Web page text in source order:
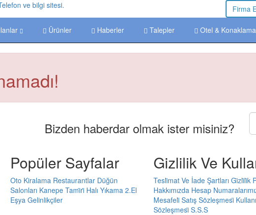
Firma
Ürünler Haberler Talepler Otel & Konaklama
Bizden haberdar olmak ister misiniz?
Popüler Sayfalar
Oto Kiralama Restaurantlar Düğün
Salonları Kanepe Tami̇ri̇ Halı Yıkama 2.El
Eşya Gelinlikçiler
Gizlilik Ve
Tesli̇mat Ve İade Şartları Gi̇zli̇li̇k
Hakkımızda Hesap
Mesafeli̇ Satış Sözleşmesi̇
Sözleşmesi̇ S.S.S